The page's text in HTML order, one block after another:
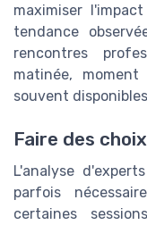
maximiser
tendance
rencontres
matinée,
souvent
Faire des
L'analyse
parfois
certaines